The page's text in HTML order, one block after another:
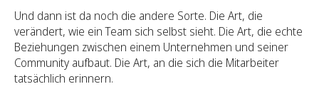
Und dann ist da noch die andere Sorte. Die Art, die
verändert, wie ein Team sich selbst sieht. Die Art, die echte
Beziehungen zwischen einem Unternehmen und seiner
Community aufbaut. Die Art, an die sich die Mitarbeiter
tatsächlich erinnern.